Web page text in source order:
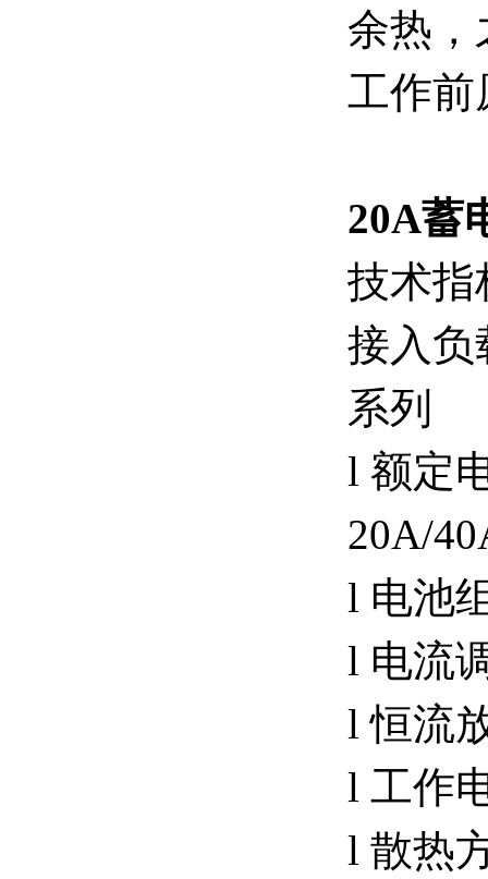
余热，
工作前
20A蓄
技术指
接入负
系列
l 额定
20A/
l 电池
l 电流
l 恒流
l 工作
l 散热